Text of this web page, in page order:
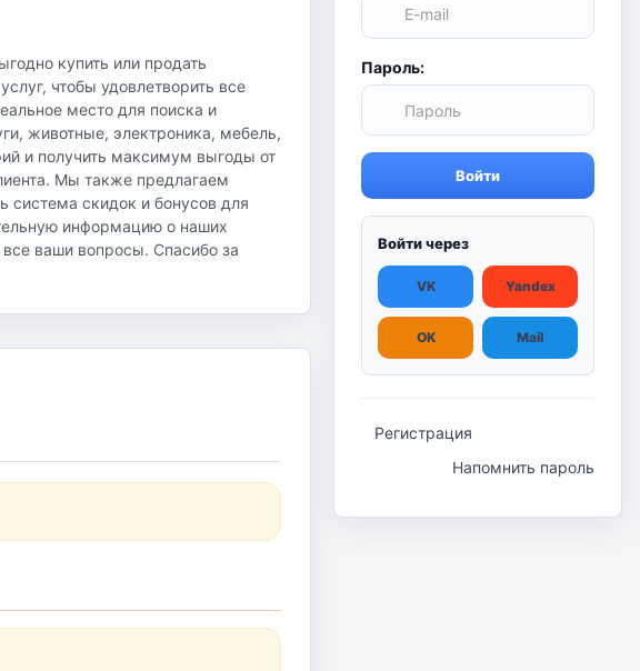
купить или продать
чтобы удовлетворить все
место для поиска и
животные, электроника, мебель,
и получить максимум выгоды от
Мы также предлагаем
система скидок и бонусов для
информацию о наших
ваши вопросы. Спасибо за
Пароль:
Войти
Войти через
VK Yandex
OK Mail
Регистрация
Напомнить пароль